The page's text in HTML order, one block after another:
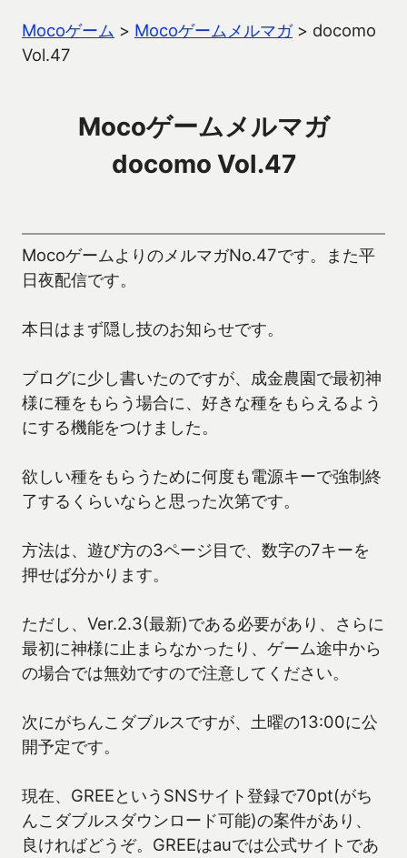
Mocoゲーム > Mocoゲームメルマガ> docomo
Vol.47
Mocoゲームメルマガ
docomo Vol.47
MocoゲームよりのメルマガNo.47です。また平
日夜配信です。
本日はまず隠し技のお知らせです。
ブログに少し書いたのですが、成金農園で最初神
様に種をもらう場合に、好きな種をもらえるよう
にする機能をつけました。
欲しい種をもらうために何度も電源キーで強制終
了するくらいならと思った次第です。
方法は、遊び方の3ページ目で、数字の7キーを
押せば分かります。
ただし、Ver.2.3(最新)である必要があり、さらに
最初に神様に止まらなかったり、ゲーム途中から
の場合では無効ですので注意してください。
次にがちんこダブルスですが、土曜の13:00に公
開予定です。
現在、GREEというSNSサイト登録で70pt(がち
んこダブルスダウンロード可能)の案件があり、
良ければどうぞ。GREEはauでは公式サイトであ